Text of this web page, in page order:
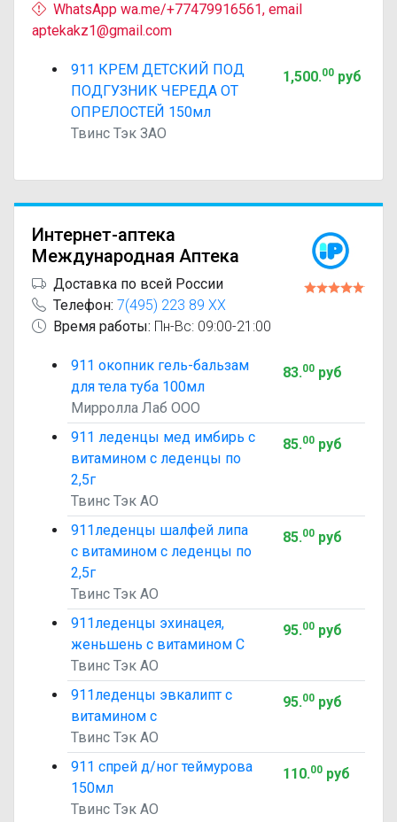
WhatsApp wa.me/+77479916561, email
aptekakz1@gmail.com
911 КРЕМ ДЕТСКИЙ ПОД
ПОДГУЗНИК ЧЕРЕДА ОТ
ОПРЕЛОСТЕЙ 150мл
Твинс Тэк ЗАО
1,500.00руб
Интернет-аптека
Международная Аптека
Доставка по всей России
Телефон: 7(495) 223 89 XX
Время работы: Пн-Вс: 09:00-21:00
911 окопник гель-бальзам
для тела туба 100мл
Мирролла Лаб ООО
83.00руб
911 леденцы мед имбирь с
витамином с леденцы по
2,5г
Твинс Тэк АО
85.00руб
911леденцы шалфей липа
с витамином с леденцы по
2,5г
Твинс Тэк АО
85.00руб
911леденцы эхинацея,
женьшень с витамином С
Твинс Тэк АО
95.00руб
911леденцы эвкалипт с
витамином с
Твинс Тэк АО
95.00руб
911 спрей д/ног теймурова
150мл
Твинс Тэк АО
110.00руб